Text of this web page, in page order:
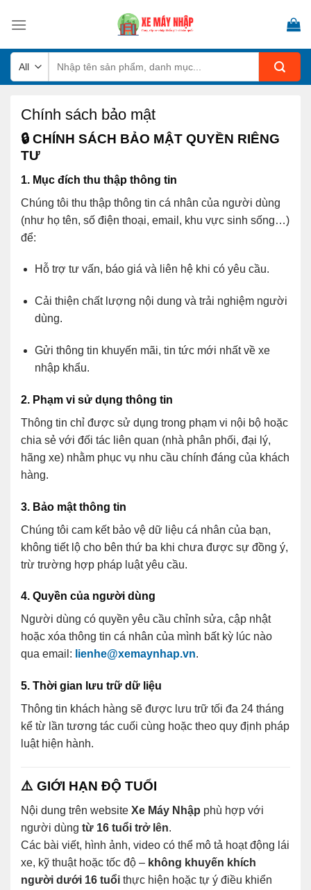
kiếm:
Chính sách bảo mật
🔒 CHÍNH SÁCH BẢO MẬT QUYỀN RIÊNG
TƯ
1. Mục đích thu thập thông tin
Chúng tôi thu thập thông tin cá nhân của người dùng
(như họ tên, số điện thoại, email, khu vực sinh sống…)
để:
Hỗ trợ tư vấn, báo giá và liên hệ khi có yêu cầu.
Cải thiện chất lượng nội dung và trải nghiệm người
dùng.
Gửi thông tin khuyến mãi, tin tức mới nhất về xe
nhập khẩu.
2. Phạm vi sử dụng thông tin
Thông tin chỉ được sử dụng trong phạm vi nội bộ hoặc
chia sẻ với đối tác liên quan (nhà phân phối, đại lý,
hãng xe) nhằm phục vụ nhu cầu chính đáng của khách
hàng.
3. Bảo mật thông tin
Chúng tôi cam kết bảo vệ dữ liệu cá nhân của bạn,
không tiết lộ cho bên thứ ba khi chưa được sự đồng ý,
trừ trường hợp pháp luật yêu cầu.
4. Quyền của người dùng
Người dùng có quyền yêu cầu chỉnh sửa, cập nhật
hoặc xóa thông tin cá nhân của mình bất kỳ lúc nào
qua email: lienhe@xemaynhap.vn.
5. Thời gian lưu trữ dữ liệu
Thông tin khách hàng sẽ được lưu trữ tối đa 24 tháng
kể từ lần tương tác cuối cùng hoặc theo quy định pháp
luật hiện hành.
⚠️ GIỚI HẠN ĐỘ TUỔI
Nội dung trên website Xe Máy Nhập phù hợp với
người dùng từ 16 tuổi trở lên.
Các bài viết, hình ảnh, video có thể mô tả hoạt động lái
xe, kỹ thuật hoặc tốc độ – không khuyến khích
người dưới 16 tuổi thực hiện hoặc tự ý điều khiển